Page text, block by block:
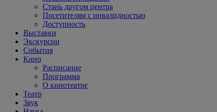
Стань другом центра
Посетителям с инвалидностью
Доступность
Выставки
Экскурсии
События
Кино
Расписание
Программа
О кинотеатре
Театр
Звук